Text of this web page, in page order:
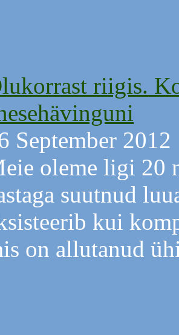
riigis.
September 2012
oleme ligi 20
suutnud
kui
on allutanud